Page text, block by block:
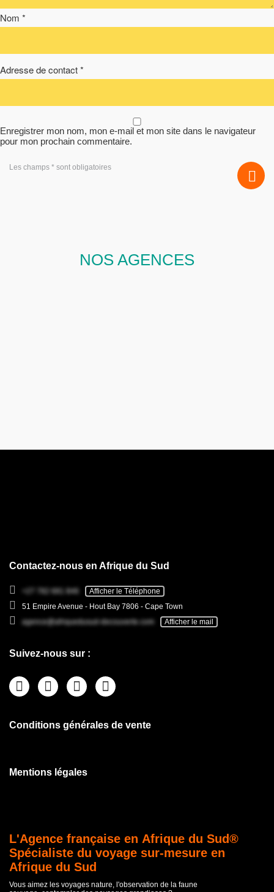
Nom *
Adresse de contact *
Enregistrer mon nom, mon e-mail et mon site dans le navigateur
pour mon prochain commentaire.
Les champs * sont obligatoires
NOS AGENCES
Contactez-nous en Afrique du Sud
+27 782 681 846
Afficher le Téléphone
51 Empire Avenue - Hout Bay 7806 - Cape Town
agence@afriquedusud-decouverte.com
Afficher le mail
Suivez-nous sur :
Conditions générales de vente
Mentions légales
L'Agence française en Afrique du Sud®
Spécialiste du voyage sur-mesure en
Afrique du Sud
Vous aimez les voyages nature, l'observation de la faune